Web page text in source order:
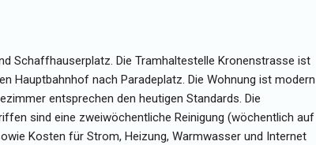
Schaffhauserplatz. Die Tramhaltestelle Kronenstrasse ist
Hauptbahnhof nach Paradeplatz. Die Wohnung ist modern
entsprechen den heutigen Standards. Die
sind eine zweiwöchentliche Reinigung (wöchentlich auf
Kosten für Strom, Heizung, Warmwasser und Internet